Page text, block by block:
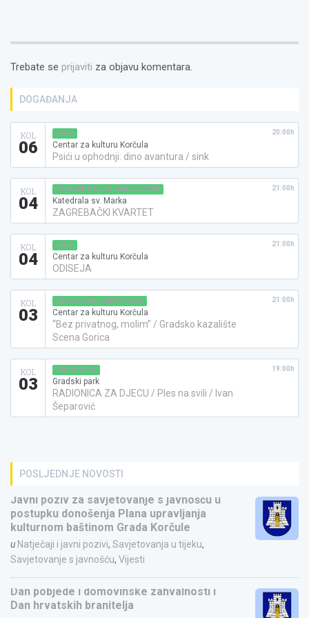
Trebate se prijaviti za objavu komentara.
DOGAĐANJA
KOL
06
KINO
Centar za kulturu Korčula
Psići u ophodnji: dino avantura / sink
20:00h
KOL
04
KONCERT KLASIČNE GLAZBE
Katedrala sv. Marka
ZAGREBAČKI KVARTET
21:00h
KOL
04
KINO
Centar za kulturu Korčula
ODISEJA
21:00h
KOL
03
KAZALIŠNA PREDSTAVA
Centar za kulturu Korčula
“Bez privatnog, molim” / Gradsko kazalište
Scena Gorica
21:00h
KOL
03
RADIONICA
Gradski park
RADIONICA ZA DJECU / Ples na svili / Ivan
Šeparović
19:00h
POSLJEDNJE NOVOSTI
Javni poziv za savjetovanje s javnošću u
postupku donošenja Plana upravljanja
kulturnom baštinom Grada Korčule
u Natječaji i javni pozivi, Savjetovanja u tijeku,
Savjetovanje s javnošću, Vijesti
Dan pobjede i domovinske zahvalnosti i
Dan hrvatskih branitelja